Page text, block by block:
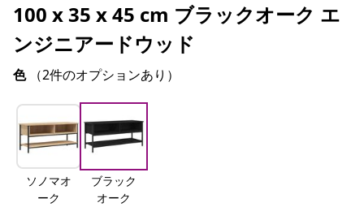
100 x 35 x 45 cm ブラックオーク エ
ンジニアードウッド
色 （2件のオプションあり）
ソノマオ
ーク
ブラック
オーク